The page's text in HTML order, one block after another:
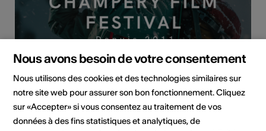
Nous avons besoin de votre consentement
Nous utilisons des cookies et des technologies similaires sur
notre site web pour assurer son bon fonctionnement. Cliquez
sur «Accepter» si vous consentez au traitement de vos
données à des fins statistiques et analytiques, de